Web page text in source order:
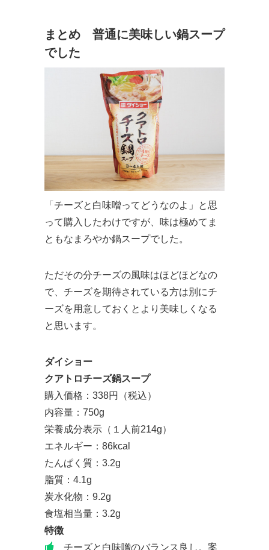
まとめ 普通に美味しい鍋スープ
でした
「チーズと白味噌ってどうなのよ」と思
って購入したわけですが、味は極めてま
ともなまろやか鍋スープでした。
ただその分チーズの風味はほどほどなの
で、チーズを期待されている方は別にチ
ーズを用意しておくとより美味しくなる
と思います。
ダイショー
クアトロチーズ鍋スープ
購入価格：338円（税込）
内容量：750g
栄養成分表示（１人前214g）
エネルギー：86kcal
たんぱく質：3.2g
脂質：4.1g
炭水化物：9.2g
食塩相当量：3.2g
特徴
チーズと白味噌のバランス良し。案